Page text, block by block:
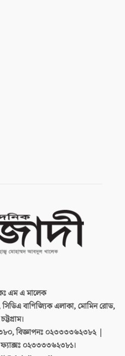
এম এ মালেক
সিডিএ বাণিজ্যিক এলাকা, মোমিন রোড,
চট্টগ্রাম।
বিজ্ঞাপনঃ ০২৩৩৩৩৬২৩৮২ |
০২৩৩৩৩৬২৩৮১।